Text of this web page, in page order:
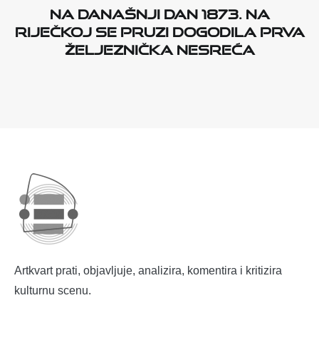
Na današnji dan 1873. na
riječkoj se pruzi dogodila prva
željeznička nesreća
Artkvart prati, objavljuje, analizira, komentira i kritizira
kulturnu scenu.